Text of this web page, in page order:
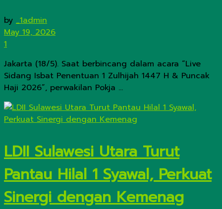
by _1admin
May 19, 2026
1
Jakarta (18/5). Saat berbincang dalam acara “Live
Sidang Isbat Penentuan 1 Zulhijah 1447 H & Puncak
Haji 2026”, perwakilan Pokja ...
LDII Sulawesi Utara Turut
Pantau Hilal 1 Syawal, Perkuat
Sinergi dengan Kemenag